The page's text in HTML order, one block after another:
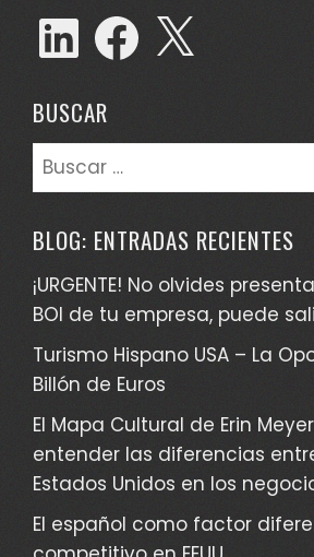
LinkedInFacebook
X
BUSCAR
Buscar:
BLOG: ENTRADAS RECIENTES
¡URGENTE! No olvides
BOI de tu empresa, puede
Turismo Hispano USA – La
Billón de Euros
El Mapa Cultural de Erin
entender las diferencias
Estados Unidos en los
El español como factor